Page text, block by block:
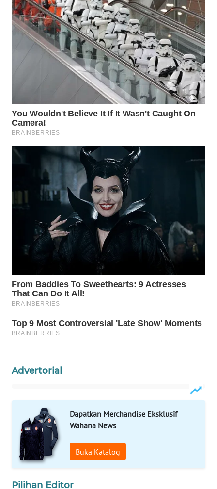
Advertorial
Dapatkan Merchandise Eksklusif
Wahana News
Buka Katalog
Pilihan Editor
CO ID
WAHANANEWS
NET
WAHANA
UMKM
SELEB
WAHANA
PERSONA
OTOMOTIF
WAHANA
HEALTH
WAHANA
DESA
WISATA
LAPAK
WAHANA
Network
LISTRIK
MASYARAKAT
KELISTRIKAN
WALINKI